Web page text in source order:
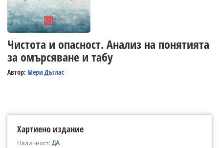
Чистота и опасност. Анализ на понятията
за омърсяване и табу
Автор: Мери Дъглас
Хартиено издание
Наличност:ДА